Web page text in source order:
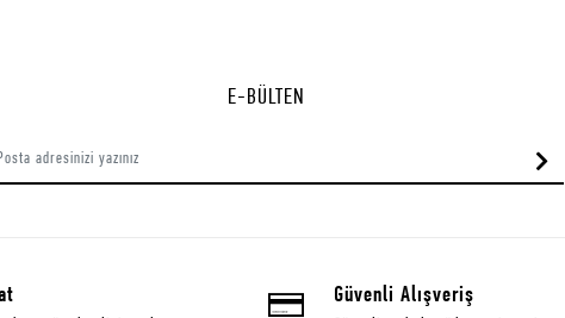
E-BÜLTEN
Güvenli Alışveriş